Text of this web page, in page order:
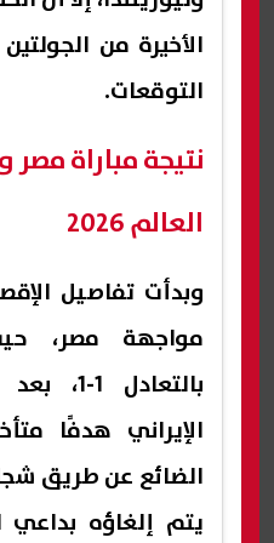
الأخيرة من
التوقعات.
نتيجة مباراة
العالم 2026
وبدأت تفاصيل
مواجهة مصر،
الإيراني هدفًا
الضائع عن طريق
يتم إلغاؤه بداعي